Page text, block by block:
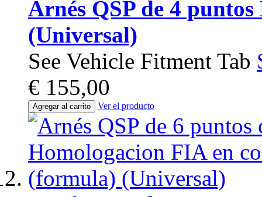
Arnés QSP de 4
(Universal)
See Vehicle Fitment Tab
€ 155,00
Agregar al carrito Ver el producto